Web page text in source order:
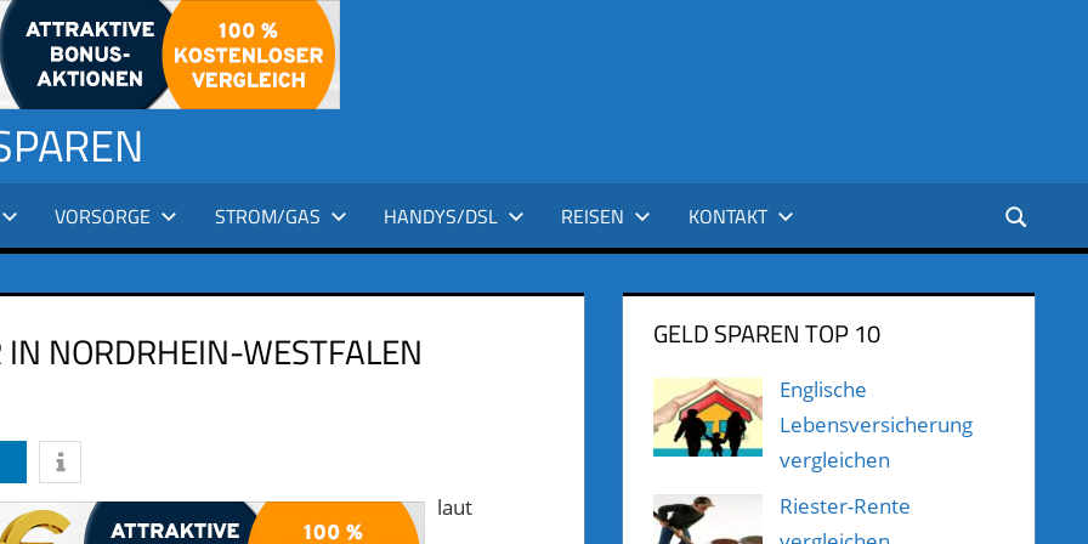
VORSORGE STROM/GAS HANDYS/DSL REISEN KONTAKT
NORDRHEIN-WESTFALEN
laut
GELD SPAREN TOP 10
Englische
Lebensversicherung
vergleichen
Riester-Rente